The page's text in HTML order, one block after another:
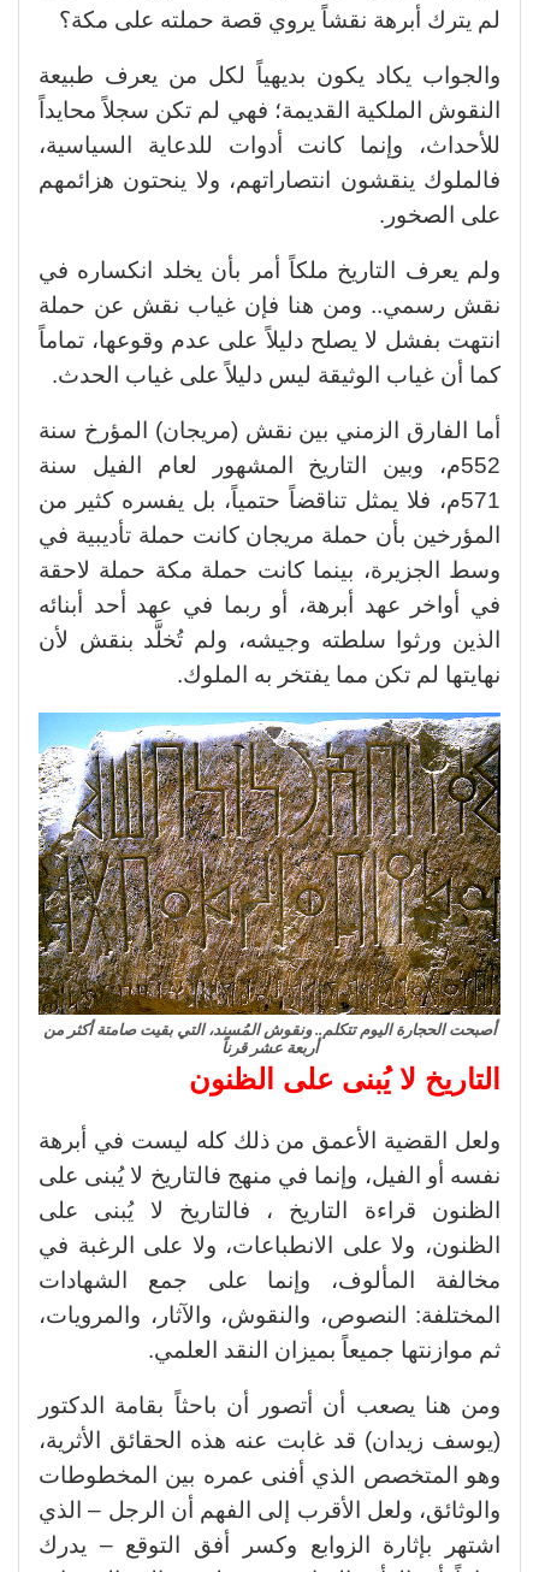
لم يترك أبرهة نقشاً يروي قصة حملته على مكة؟
والجواب يكاد يكون بديهياً لكل من يعرف طبيعة
النقوش الملكية القديمة؛ فهي لم تكن سجلاً محايداً
للأحداث، وإنما كانت أدوات للدعاية السياسية،
فالملوك ينقشون انتصاراتهم، ولا ينحتون هزائمهم
على الصخور.
ولم يعرف التاريخ ملكاً أمر بأن يخلد انكساره في
نقش رسمي.. ومن هنا فإن غياب نقش عن حملة
انتهت بفشل لا يصلح دليلاً على عدم وقوعها، تماماً
كما أن غياب الوثيقة ليس دليلاً على غياب الحدث.
أما الفارق الزمني بين نقش (مريجان) المؤرخ سنة
552م، وبين التاريخ المشهور لعام الفيل سنة
571م، فلا يمثل تناقضاً حتمياً، بل يفسره كثير من
المؤرخين بأن حملة مريجان كانت حملة تأديبية في
وسط الجزيرة، بينما كانت حملة مكة حملة لاحقة
في أواخر عهد أبرهة، أو ربما في عهد أحد أبنائه
الذين ورثوا سلطته وجيشه، ولم تُخلَّد بنقش لأن
نهايتها لم تكن مما يفتخر به الملوك.
أصبحت الحجارة اليوم تتكلم.. ونقوش المُسند، التي بقيت صامتة أكثر من
أربعة عشر قرناً
التاريخ لا يُبنى على الظنون
ولعل القضية الأعمق من ذلك كله ليست في أبرهة
نفسه أو الفيل، وإنما في منهج فالتاريخ لا يُبنى على
الظنون قراءة التاريخ ، فالتاريخ لا يُبنى على
الظنون، ولا على الانطباعات، ولا على الرغبة في
مخالفة المألوف، وإنما على جمع الشهادات
المختلفة: النصوص، والنقوش، والآثار، والمرويات،
ثم موازنتها جميعاً بميزان النقد العلمي.
ومن هنا يصعب أن أتصور أن باحثاً بقامة الدكتور
(يوسف زيدان) قد غابت عنه هذه الحقائق الأثرية،
وهو المتخصص الذي أفنى عمره بين المخطوطات
والوثائق، ولعل الأقرب إلى الفهم أن الرجل – الذي
اشتهر بإثارة الزوابع وكسر أفق التوقع – يدرك